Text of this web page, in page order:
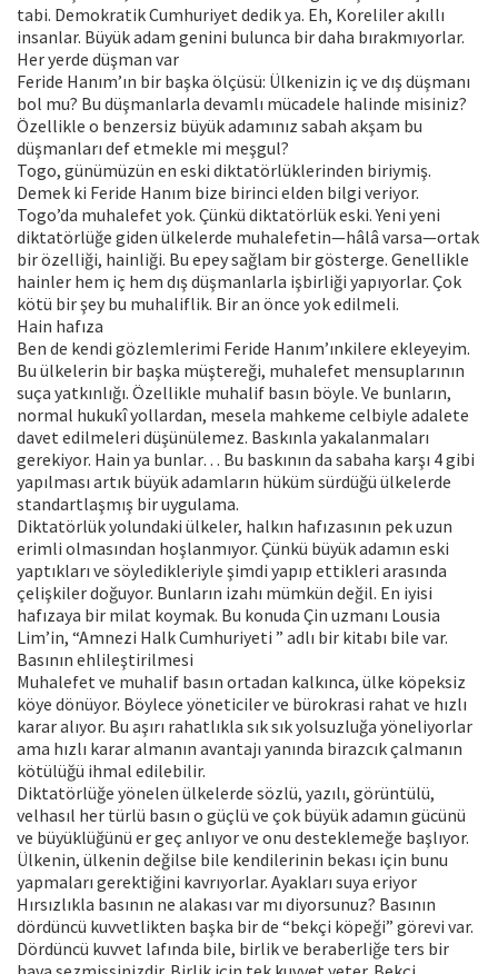
tabi. Demokratik Cumhuriyet dedik ya. Eh, Koreliler akıllı
insanlar. Büyük adam genini bulunca bir daha bırakmıyorlar.
Her yerde düşman var
Feride Hanım’ın bir başka ölçüsü: Ülkenizin iç ve dış düşmanı
bol mu? Bu düşmanlarla devamlı mücadele halinde misiniz?
Özellikle o benzersiz büyük adamınız sabah akşam bu
düşmanları def etmekle mi meşgul?
Togo, günümüzün en eski diktatörlüklerinden biriymiş.
Demek ki Feride Hanım bize birinci elden bilgi veriyor.
Togo’da muhalefet yok. Çünkü diktatörlük eski. Yeni yeni
diktatörlüğe giden ülkelerde muhalefetin—hâlâ varsa—ortak
bir özelliği, hainliği. Bu epey sağlam bir gösterge. Genellikle
hainler hem iç hem dış düşmanlarla işbirliği yapıyorlar. Çok
kötü bir şey bu muhaliflik. Bir an önce yok edilmeli.
Hain hafıza
Ben de kendi gözlemlerimi Feride Hanım’ınkilere ekleyeyim.
Bu ülkelerin bir başka müştereği, muhalefet mensuplarının
suça yatkınlığı. Özellikle muhalif basın böyle. Ve bunların,
normal hukukî yollardan, mesela mahkeme celbiyle adalete
davet edilmeleri düşünülemez. Baskınla yakalanmaları
gerekiyor. Hain ya bunlar… Bu baskının da sabaha karşı 4 gibi
yapılması artık büyük adamların hüküm sürdüğü ülkelerde
standartlaşmış bir uygulama.
Diktatörlük yolundaki ülkeler, halkın hafızasının pek uzun
erimli olmasından hoşlanmıyor. Çünkü büyük adamın eski
yaptıkları ve söyledikleriyle şimdi yapıp ettikleri arasında
çelişkiler doğuyor. Bunların izahı mümkün değil. En iyisi
hafızaya bir milat koymak. Bu konuda Çin uzmanı Lousia
Lim’in, “Amnezi Halk Cumhuriyeti ” adlı bir kitabı bile var.
Basının ehlileştirilmesi
Muhalefet ve muhalif basın ortadan kalkınca, ülke köpeksiz
köye dönüyor. Böylece yöneticiler ve bürokrasi rahat ve hızlı
karar alıyor. Bu aşırı rahatlıkla sık sık yolsuzluğa yöneliyorlar
ama hızlı karar almanın avantajı yanında birazcık çalmanın
kötülüğü ihmal edilebilir.
Diktatörlüğe yönelen ülkelerde sözlü, yazılı, görüntülü,
velhasıl her türlü basın o güçlü ve çok büyük adamın gücünü
ve büyüklüğünü er geç anlıyor ve onu desteklemeğe başlıyor.
Ülkenin, ülkenin değilse bile kendilerinin bekası için bunu
yapmaları gerektiğini kavrıyorlar. Ayakları suya eriyor
Hırsızlıkla basının ne alakası var mı diyorsunuz? Basının
dördüncü kuvvetlikten başka bir de “bekçi köpeği” görevi var.
Dördüncü kuvvet lafında bile, birlik ve beraberliğe ters bir